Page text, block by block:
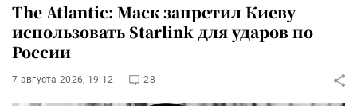
The Atlantic: Маск запретил Киеву
использовать Starlink для ударов по
России
7 августа 2026, 19:12 28